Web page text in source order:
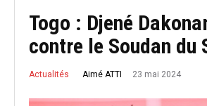
Togo : Djené
contre le Soudan du
Actualités Aimé ATTI 23 mai 2024